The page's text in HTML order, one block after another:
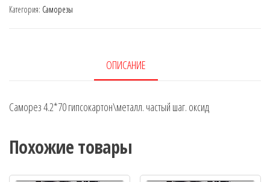
Категория: Саморезы
ОПИСАНИЕ
Саморез 4.2*70 гипсокартон\металл. частый шаг. оксид
Похожие товары